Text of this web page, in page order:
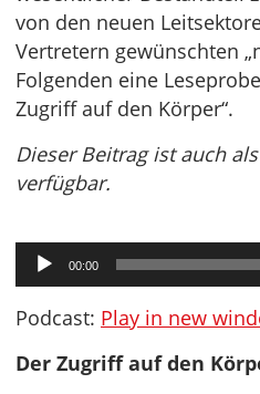
von den neuen
Vertretern gewünschten
Folgenden eine
Zugriff auf den Körper“.
Dieser Beitrag ist auch
verfügbar.
Audio-
Player
00:00
Podcast: Play in new
Der Zugriff auf den